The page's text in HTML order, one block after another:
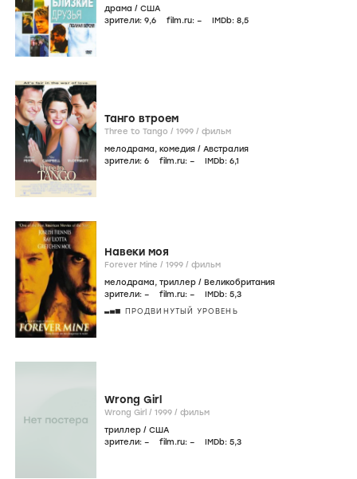
драма / США
зрители: 9,6 film.ru: – IMDb: 8,5
Танго втроем
Three to Tango / 1999 / фильм
мелодрама, комедия / Австралия
зрители: 6 film.ru: – IMDb: 6,1
Навеки моя
Forever Mine / 1999 / фильм
мелодрама, триллер / Великобритания
зрители: – film.ru: – IMDb: 5,3
ПРОДВИНУТЫЙ УРОВЕНЬ
Wrong Girl
Wrong Girl / 1999 / фильм
триллер / США
зрители: – film.ru: – IMDb: 5,3